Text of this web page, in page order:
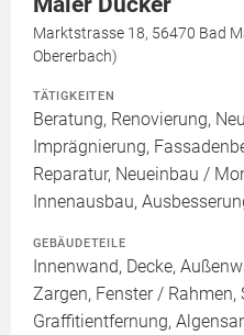
Marktstrasse 18, 56470 Bad
Obererbach)
TÄTIGKEITEN
Beratung, Renovierung,
Imprägnierung,
Reparatur, Neueinbau /
Innenausbau,
GEBÄUDETEILE
Innenwand, Decke,
Zargen, Fenster /
Graffitientfernung,